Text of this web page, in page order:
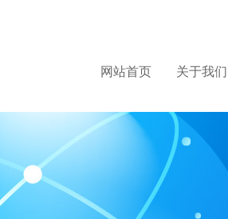
网站首页 关于我们